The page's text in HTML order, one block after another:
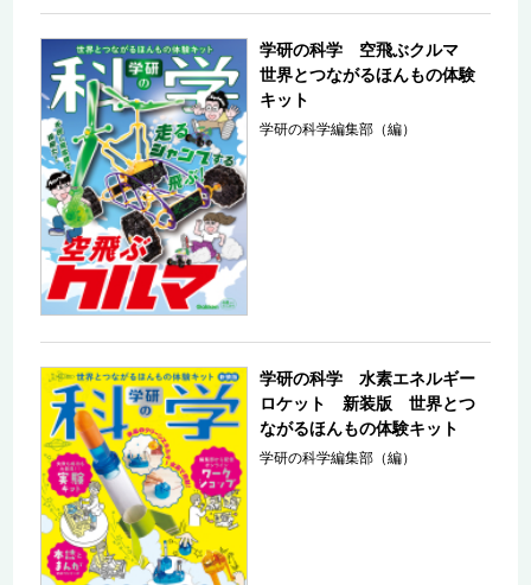
学研の科学 空飛ぶクルマ
世界とつながるほんもの体験
キット
学研の科学編集部（編）
学研の科学 水素エネルギー
ロケット 新装版 世界とつ
ながるほんもの体験キット
学研の科学編集部（編）